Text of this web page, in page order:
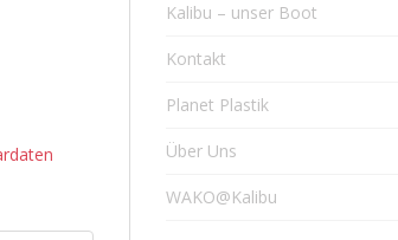
Kalibu – unser Boot
Kontakt
Planet Plastik
Über Uns
WAKO@Kalibu